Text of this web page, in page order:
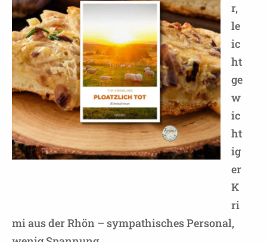
r,
le
ic
ht
ge
w
ic
ht
ig
er
K
ri
mi aus der Rhön – sympathisches Personal,